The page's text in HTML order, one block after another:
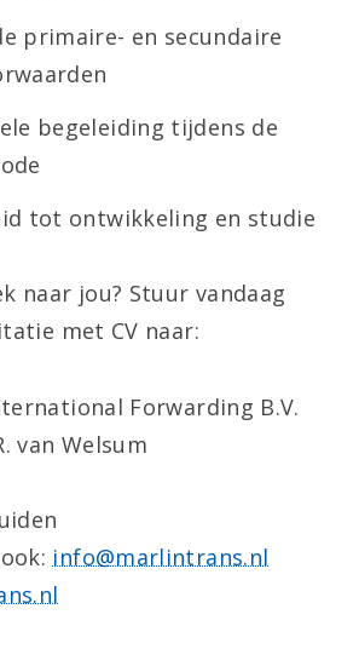
primaire- en secundaire
begeleiding tijdens de
tot ontwikkeling en studie
naar jou? Stuur vandaag
met CV naar:
Forwarding B.V.
van Welsum
info@marlintrans.nl